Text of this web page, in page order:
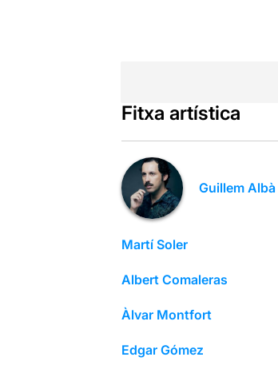
Fitxa artística
Guillem Albà
Martí Soler
Albert Comaleras
Àlvar Montfort
Edgar Gómez